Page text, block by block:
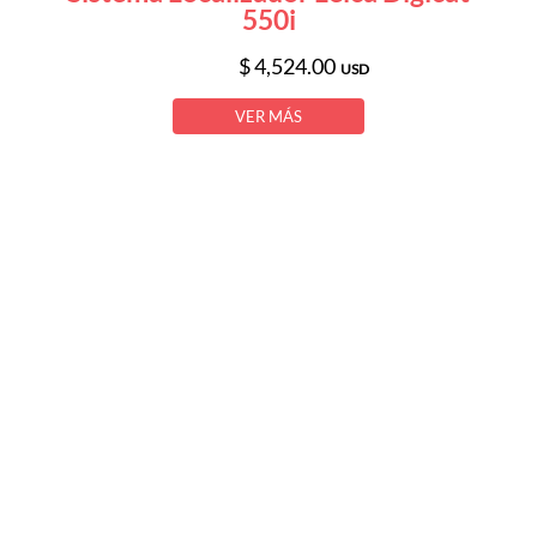
550i
$ 4,524.00 USD
VER MÁS